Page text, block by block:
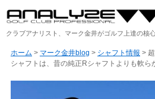
クラブアナリスト、マーク金井がゴルフ上達の核
ホーム > マーク金井blog > シャフト情報 >
シャフトは、昔の純正Rシャフトよりも軟ら